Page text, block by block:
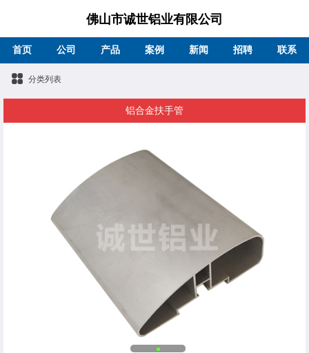
佛山市诚世铝业有限公司
首页 公司 产品 案例 新闻 招聘 联系
分类列表
铝合金扶手管